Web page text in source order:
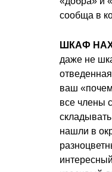
сообща в
ШКАФ
даже не
ваш
все члены
нашли в